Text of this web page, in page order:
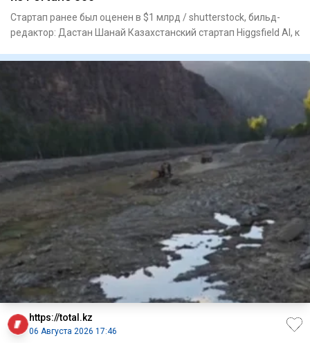
Стартап ранее был оценен в $1 млрд / shutterstock, бильд-
редактор: Дастан Шанай Казахстанский стартап Higgsfield AI, к
https://total.kz
06 Августа 2026 17:46